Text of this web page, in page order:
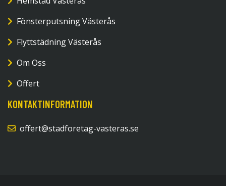
Fönsterputsning Västerås
Flyttstädning Västerås
Om Oss
Offert
KONTAKTINFORMATION
offert@stadforetag-vasteras.se